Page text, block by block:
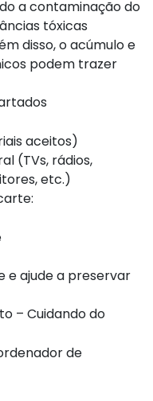
a contaminação do
tóxicas
disso, o acúmulo e
podem trazer
aceitos)
(TVs, rádios,
etc.)
e ajude a preservar
– Cuidando do
de